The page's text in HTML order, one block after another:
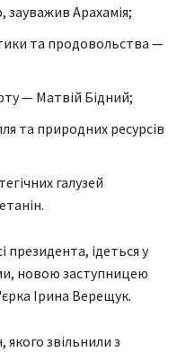
Арахамія;
та продовольства —
— Матвій Бідний;
та природних ресурсів
галузей
президента, ідеться у
новою заступницею
Ірина Верещук.
звільнили з